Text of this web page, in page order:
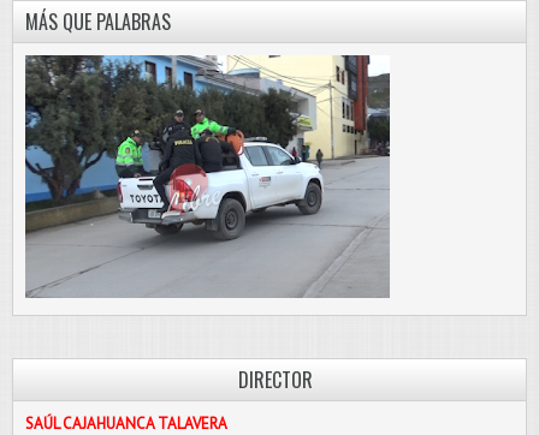
MÁS QUE PALABRAS
DIRECTOR
SAÚL CAJAHUANCA TALAVERA